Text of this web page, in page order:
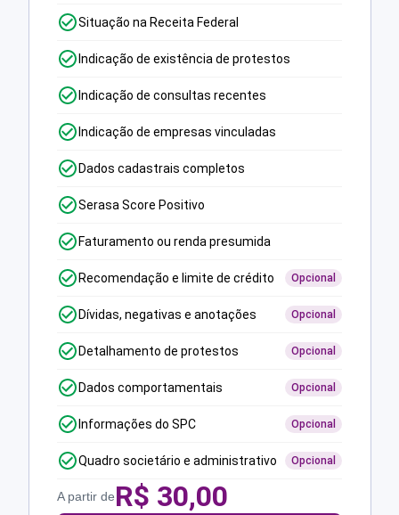
Situação na Receita Federal
Indicação de existência de protestos
Indicação de consultas recentes
Indicação de empresas vinculadas
Dados cadastrais completos
Serasa Score Positivo
Faturamento ou renda presumida
Recomendação e limite de crédito Opcional
Dívidas, negativas e anotações Opcional
Detalhamento de protestos Opcional
Dados comportamentais Opcional
Informações do SPC Opcional
Quadro societário e administrativo Opcional
A partir deR$ 30,00